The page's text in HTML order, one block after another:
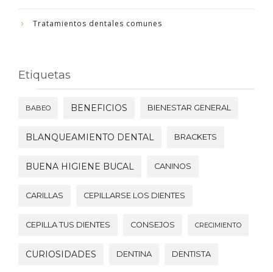
Tratamientos dentales comunes
Etiquetas
BABEO BENEFICIOS BIENESTAR GENERAL
BLANQUEAMIENTO DENTAL BRACKETS
BUENA HIGIENE BUCAL CANINOS
CARILLAS CEPILLARSE LOS DIENTES
CEPILLA TUS DIENTES CONSEJOS CRECIMIENTO
CURIOSIDADES DENTINA DENTISTA